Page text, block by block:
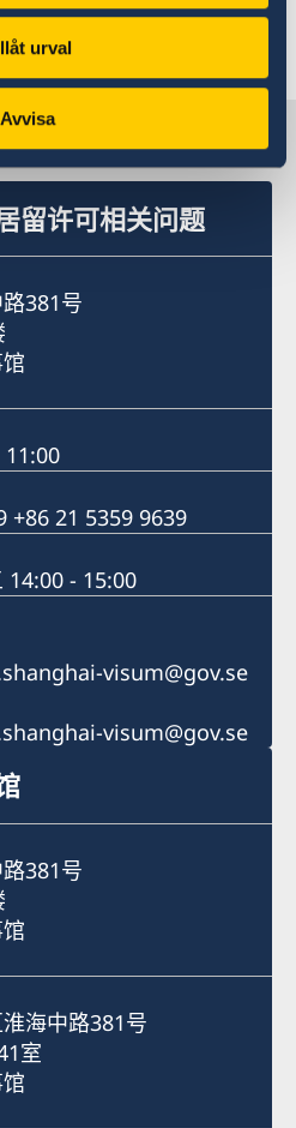
urval
Avvisa
领事馆
留许可相关问题
381号
11:00
+86 21 5359 9639
14:00 - 15:00
visum@gov.se
visum@gov.se
381号
海中路381号
室